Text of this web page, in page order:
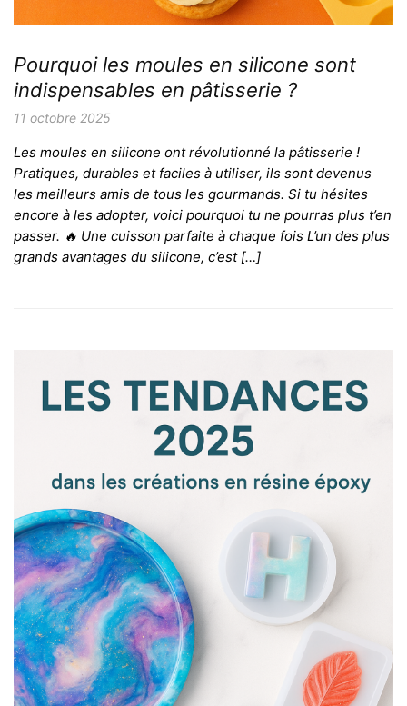
Pourquoi les moules en silicone sont
indispensables en pâtisserie ?
11 octobre 2025
Les moules en silicone ont révolutionné la pâtisserie !
Pratiques, durables et faciles à utiliser, ils sont devenus
les meilleurs amis de tous les gourmands. Si tu hésites
encore à les adopter, voici pourquoi tu ne pourras plus t’en
passer. 🔥 Une cuisson parfaite à chaque fois L’un des plus
grands avantages du silicone, c’est […]